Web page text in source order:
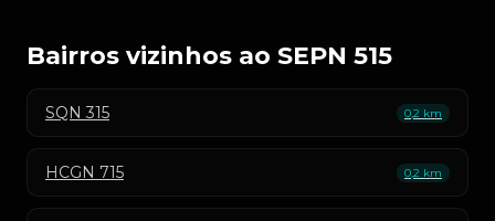
Bairros vizinhos ao SEPN 515
SQN 315 0,2 km
HCGN 715 0,2 km